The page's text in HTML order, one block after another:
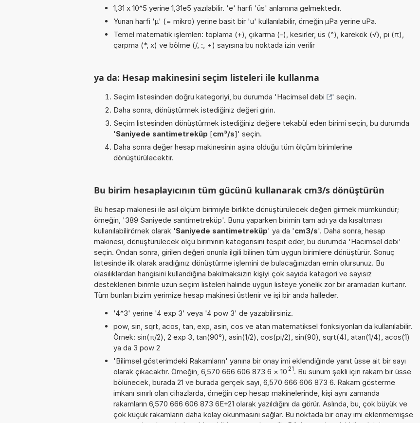
1,31 x 10^5 yerine 1,31e5 yazılabilir. 'e' harfi 'üs' anlamına gelmektedir.
Yunan harfi 'µ' (= mikro) yerine basit bir 'u' kullanılabilir, örneğin µPa yerine uPa.
Temel matematik işlemleri: toplama (+), çıkarma (-), kesirler, üs (^), karekök (√), pi (π),
çarpma (*, x) ve bölme (/, :, ÷) sayısına bu noktada izin verilir
ya da: Hesap makinesini seçim listeleri ile kullanma
Seçim listesinden doğru kategoriyi, bu durumda 'Hacimsel debi
' seçin.
Daha sonra, dönüştürmek istediğiniz değeri girin.
Seçim listesinden dönüştürmek istediğiniz değere tekabül eden birimi seçin, bu durumda
'Saniyede santimetreküp [cm³/s]' seçin.
Daha sonra değer hesap makinesinin aşina olduğu tüm ölçüm birimlerine
dönüştürülecektir.
Bu birim hesaplayıcının tüm gücünü kullanarak cm3/s dönüştürün
Bu hesap makinesi ile asıl ölçüm birimiyle birlikte dönüştürülecek değeri girmek mümkündür;
örneğin, '389 Saniyede santimetreküp'. Bunu yaparken birimin tam adı ya da kısaltması
kullanılabilirörnek olarak 'Saniyede santimetreküp' ya da 'cm3/s'. Daha sonra, hesap
makinesi, dönüştürülecek ölçü biriminin kategorisini tespit eder, bu durumda 'Hacimsel debi'
seçin. Ondan sonra, girilen değeri onunla ilgili bilinen tüm uygun birimlere dönüştürür. Sonuç
listesinde ilk olarak aradığınız dönüştürme işlemini de bulacağınızdan emin olursunuz. Bu
olasılıklardan hangisini kullandığına bakılmaksızın kişiyi çok sayıda kategori ve sayısız
desteklenen birimle uzun seçim listeleri halinde uygun listeye yönelik zor bir aramadan kurtarır.
Tüm bunları bizim yerimize hesap makinesi üstlenir ve işi bir anda halleder.
'4^3' yerine '4 exp 3' veya '4 pow 3' de yazabilirsiniz.
pow, sin, sqrt, acos, tan, exp, asin, cos ve atan matematiksel fonksiyonları da kullanılabilir.
Örnek: sin(π/2), 2 exp 3, tan(90°), asin(1/2), cos(pi/2), sin(90), sqrt(4), atan(1/4), acos(1)
ya da 3 pow 2
'Bilimsel gösterimdeki Rakamların' yanına bir onay imi eklendiğinde yanıt üsse ait bir sayı
olarak çıkacaktır. Örneğin, 6,570 666 606 873 6 × 10 21. Bu sunum şekli için rakam bir üsse
bölünecek, burada 21 ve burada gerçek sayı, 6,570 666 606 873 6. Rakam gösterme
imkanı sınırlı olan cihazlarda, örneğin cep hesap makinelerinde, kişi aynı zamanda
rakamların 6,570 666 606 873 6E+21 olarak yazıldığını da görür. Aslında, bu, çok büyük ve
çok küçük rakamların daha kolay okunmasını sağlar. Bu noktada bir onay imi eklenmemişse